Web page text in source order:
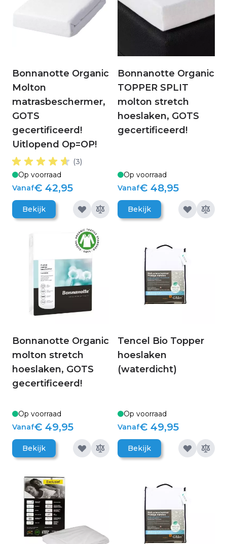
Bonnanotte Organic
Molton
matrasbeschermer,
GOTS
gecertificeerd!
Uitlopend Op=OP!
(3)
Op voorraad
Vanaf€ 42,95
Bekijk
Bonnanotte Organic
TOPPER SPLIT
molton stretch
hoeslaken, GOTS
gecertificeerd!
Op voorraad
Vanaf€ 48,95
Bekijk
Bonnanotte Organic
molton stretch
hoeslaken, GOTS
gecertificeerd!
Op voorraad
Vanaf€ 49,95
Bekijk
Tencel Bio Topper
hoeslaken
(waterdicht)
Op voorraad
Vanaf€ 49,95
Bekijk